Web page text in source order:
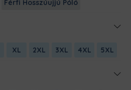
Férfi Hosszúujjú Póló
XL 2XL 3XL 4XL 5XL